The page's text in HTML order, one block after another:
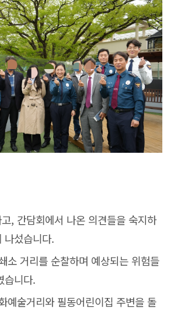
, 간담회에서 나온 의견들을 숙지하
나섰습니다.
소 거리를 순찰하며 예상되는 위험들
습니다.
예술거리와 필동어린이집 주변을 돌